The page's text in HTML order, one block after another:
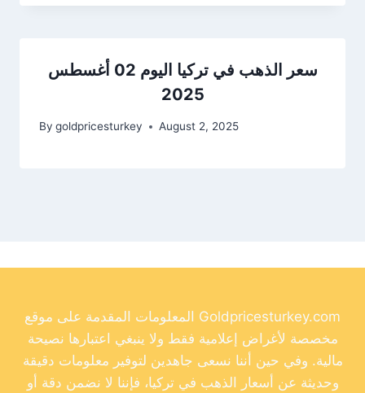
سعر الذهب في تركيا اليوم 02 أغسطس
2025
By goldpricesturkey August 2, 2025
المعلومات المقدمة على موقع Goldpricesturkey.com
مخصصة لأغراض إعلامية فقط ولا ينبغي اعتبارها نصيحة
مالية. وفي حين أننا نسعى جاهدين لتوفير معلومات دقيقة
وحديثة عن أسعار الذهب في تركيا، فإننا لا نضمن دقة أو